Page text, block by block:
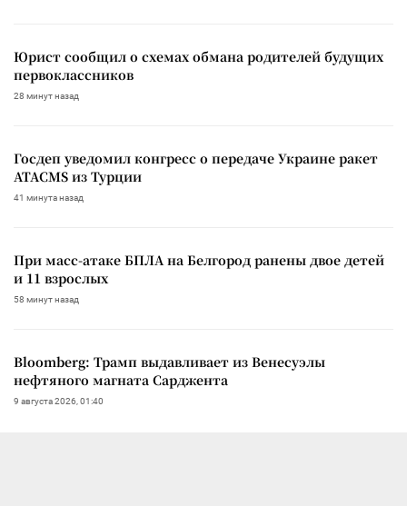
Юрист сообщил о схемах обмана родителей будущих
первоклассников
28 минут назад
Госдеп уведомил конгресс о передаче Украине ракет
ATACMS из Турции
41 минута назад
При масс-атаке БПЛА на Белгород ранены двое детей
и 11 взрослых
58 минут назад
Bloomberg: Трамп выдавливает из Венесуэлы
нефтяного магната Сарджента
9 августа 2026, 01:40